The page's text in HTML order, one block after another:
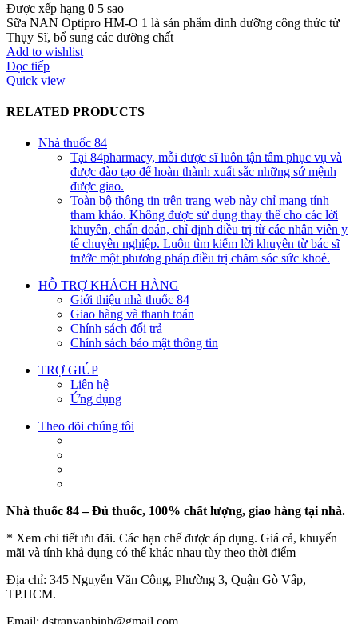
Được xếp hạng 0 5 sao
Sữa NAN Optipro HM-O 1 là sản phẩm dinh dưỡng công thức từ
Thụy Sĩ, bổ sung các dưỡng chất
Add to wishlist
Đọc tiếp
Quick view
RELATED PRODUCTS
Nhà thuốc 84
Tại 84pharmacy, mỗi dược sĩ luôn tận tâm phục vụ và
được đào tạo để hoàn thành xuất sắc những sứ mệnh
được giao.
Toàn bộ thông tin trên trang web này chỉ mang tính
tham khảo. Không được sử dụng thay thế cho các lời
khuyên, chẩn đoán, chỉ định điều trị từ các nhân viên y
tế chuyên nghiệp. Luôn tìm kiếm lời khuyên từ bác sĩ
trước một phương pháp điều trị chăm sóc sức khoẻ.
HỖ TRỢ KHÁCH HÀNG
Giới thiệu nhà thuốc 84
Giao hàng và thanh toán
Chính sách đổi trả
Chính sách bảo mật thông tin
TRỢ GIÚP
Liên hệ
Ứng dụng
Theo dõi chúng tôi
Nhà thuốc 84 – Đủ thuốc, 100% chất lượng, giao hàng tại nhà.
* Xem chi tiết ưu đãi. Các hạn chế được áp dụng. Giá cả, khuyến
mãi và tính khả dụng có thể khác nhau tùy theo thời điểm
Địa chỉ: 345 Nguyễn Văn Công, Phường 3, Quận Gò Vấp,
TP.HCM.